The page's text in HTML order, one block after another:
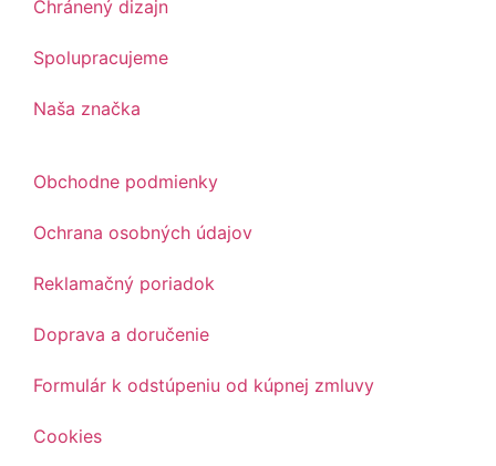
Chránený dizajn
Spolupracujeme
Naša značka
Obchodne podmienky
Ochrana osobných údajov
Reklamačný poriadok
Doprava a doručenie
Formulár k odstúpeniu od kúpnej zmluvy
Cookies